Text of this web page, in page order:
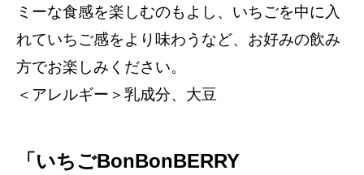
ミーな食感を楽しむのもよし、いちごを中に入
れていちご感をより味わうなど、お好みの飲み
方でお楽しみください。
＜アレルギー＞乳成分、大豆
「いちごBonBonBERRY